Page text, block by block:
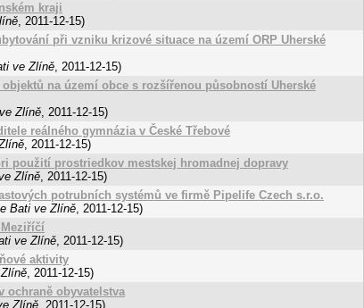
kraji
, 2011-12-15)
při vzniku krizové situace na území ORP Uherské
ve Zlíně, 2011-12-15)
na území obce s rozšířenou působností Uherské
Zlíně, 2011-12-15)
reálného gymnázia v České Třebové
, 2011-12-15)
použití prostriedkov mestskej hromadnej dopravy
Zlíně, 2011-12-15)
potrubních systémů ve firmě Pipelife Czech s.r.o.
Bati ve Zlíně, 2011-12-15)
ve Zlíně, 2011-12-15)
aktivity
, 2011-12-15)
ochraně obyvatelstva
Zlíně 2011-12-15)